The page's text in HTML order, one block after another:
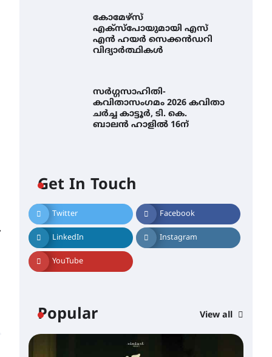
കോമേഴ്സ്
എക്സ്പോയുമായി എസ്
എൻ ഹയർ സെക്കൻഡറി
വിദ്യാർത്ഥികൾ
സർഗ്ഗസാഹിതി-
കവിതാസംഗമം 2026 കവിതാ
ചർച്ച കാട്ടൂർ, ടി. കെ.
ബാലൻ ഹാളിൽ 16ന്
Get In Touch
Twitter Facebook
LinkedIn Instagram
YouTube
Popular View all